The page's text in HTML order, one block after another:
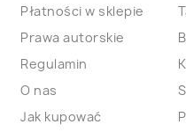
Płatności w sklepie
Prawa autorskie
Regulamin
O nas
Jak kupować